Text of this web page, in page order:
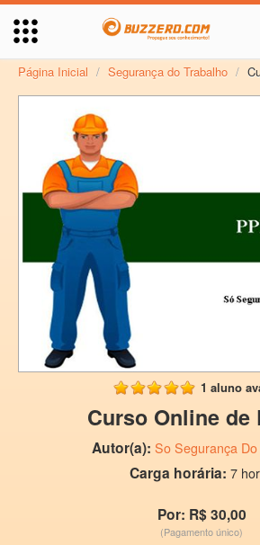
Página Inicial / Segurança do Trabalho /
1 aluno
Curso Online de
Autor(a): So Segurança
Carga horária: 7
Por: R$ 30,00
(Pagamento único)